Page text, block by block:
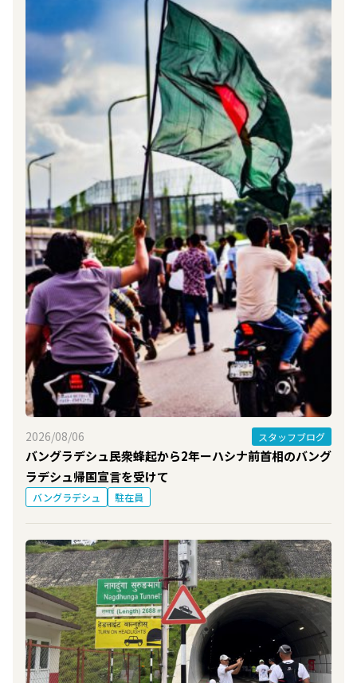
2026/08/06 スタッフブログ
バングラデシュ民衆蜂起から2年ーハシナ前首相のバング
ラデシュ帰国宣言を受けて
バングラデシュ 駐在員